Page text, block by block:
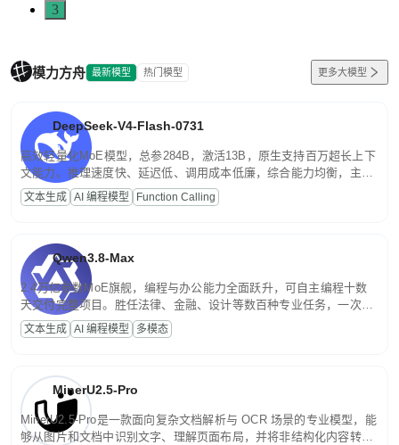
3
模力方舟 最新模型 热门模型 更多大模型
DeepSeek-V4-Flash-0731
高效轻量化MoE模型，总参284B，激活13B，原生支持百万超长上下
文能力。推理速度快、延迟低、调用成本低廉，综合能力均衡，主打
高并发、轻量化任务，适合日常对话、内容创作、基础 RAG、批量
文案处理等普惠刚需场景。
文本生成 AI 编程模型 Function Calling
Qwen3.8-Max
2.4万亿参数MoE旗舰，编程与办公能力全面跃升，可自主编程十数
天交付完整项目。胜任法律、金融、设计等数百种专业任务，一次对
话端到端交付生产级成果。原生视觉理解贯穿规划、执行与验证全流
程，支持超长文档与长视频的深度语义解析。长程任务中自主规划与
文本生成 AI 编程模型 多模态
MinerU2.5-Pro
MinerU2.5-Pro是一款面向复杂文档解析与 OCR 场景的专业模型，能
够从图片和文档中识别文字、理解页面布局，并将非结构化内容转换